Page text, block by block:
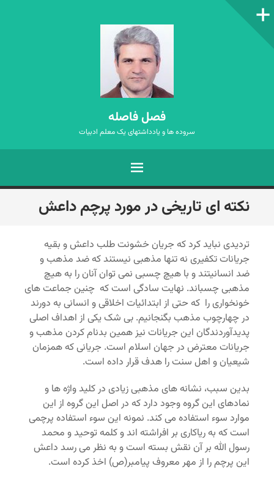
ستون‌کناری
فصل فاصله
سروده ها و یادداشتهای یک معلم ادبیات
فهرست
رفتن
به
نکته ای تاریخی در مورد پرچم داعش
تردیدی نباید کرد که جریان خشونت طلب داعش و بقیه
جریانات تکفیری نه تنها مذهبی نیستند که ضد مذهب و
ضد انسانیتند و با هیچ چسبی نمی توان آنان را به هیچ
مذهبی چسباند. نهایت سادگی است که چنین جماعت های
خونخواری را که حتی از ابتدائیات اخلاقی و انسانی به دورند
در چهارچوب مذهب بگنجانیم. بی شک یکی از اهداف اصلی
پدیدآوردندگان این جریانات نیز همین بدنام کردن مذهب و
جریانات معترض در جهان اسلام است. جریانی که همزمان
شیعیان و اهل سنت را هدف قرار داده است.
بدین سبب، نشانه های مذهبی زیادی در کلید واژه ها و
نمادهای این گروه وجود دارد که در اصل این گروه از این
موارد سوء استفاده می کند. نمونه این سوء استفاده پرچمی
است که به ریاکاری بر افراشته اند و کلمه توحید و محمد
رسول الله بر آن نقش بسته است و به نظر می رسد داعش
این پرچم را از مهر معروف پیامبر(ص) اخذ کرده است.